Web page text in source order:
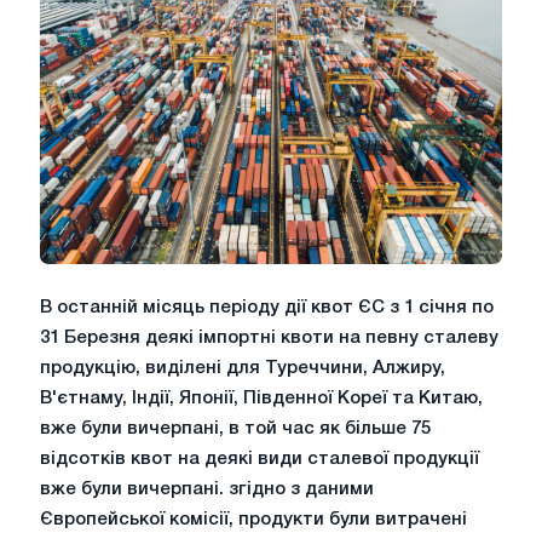
В останній місяць періоду дії квот ЄС з 1 січня по
31 Березня деякі імпортні квоти на певну сталеву
продукцію, виділені для Туреччини, Алжиру,
В'єтнаму, Індії, Японії, Південної Кореї та Китаю,
вже були вичерпані, в той час як більше 75
відсотків квот на деякі види сталевої продукції
вже були вичерпані. згідно з даними
Європейської комісії, продукти були витрачені